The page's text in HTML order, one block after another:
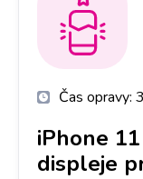
Čas opravy:
iPhone
displeje